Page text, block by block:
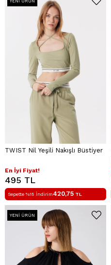
YENI ÜRÜN
TWIST Nil Yeşili Nakışlı Büstiyer
En İyi Fiyat!
495 TL
Sepette %15 İndirim420,75 TL
YENI ÜRÜN